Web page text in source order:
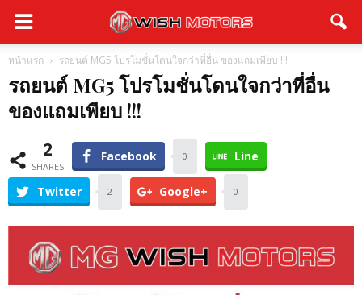
หน้าแรก รถยนต์ MG5 โปรโมชั่นโดนใจกว่าที่อื่น ของแถมเพียบ !!!
รถยนต์ MG5 โปรโมชั่นโดนใจกว่าที่อื่น
ของแถมเพียบ !!!
2
SHARES
Facebook 0 Line
Twitter 2 Google+ 0